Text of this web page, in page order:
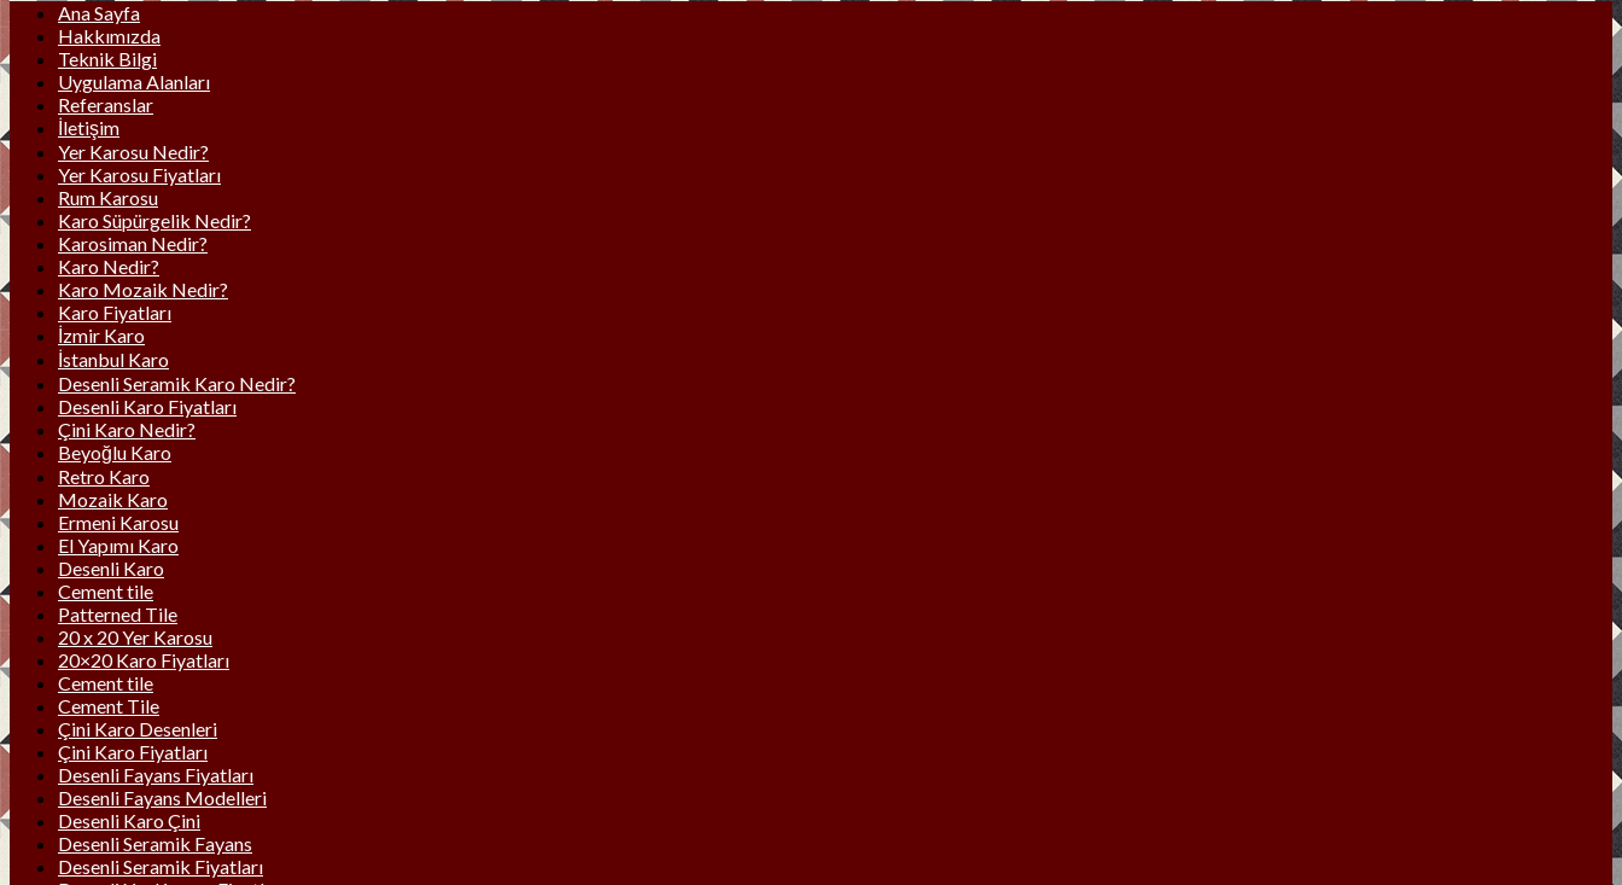
Ana Sayfa
Hakkımızda
Teknik Bilgi
Uygulama Alanları
Referanslar
İletişim
Yer Karosu Nedir?
Yer Karosu Fiyatları
Rum Karosu
Karo Süpürgelik Nedir?
Karosiman Nedir?
Karo Nedir?
Karo Mozaik Nedir?
Karo Fiyatları
İzmir Karo
İstanbul Karo
Desenli Seramik Karo Nedir?
Desenli Karo Fiyatları
Çini Karo Nedir?
Beyoğlu Karo
Retro Karo
Mozaik Karo
Ermeni Karosu
El Yapımı Karo
Desenli Karo
Cement tile
Patterned Tile
20 x 20 Yer Karosu
20×20 Karo Fiyatları
Cement tile
Cement Tile
Çini Karo Desenleri
Çini Karo Fiyatları
Desenli Fayans Fiyatları
Desenli Fayans Modelleri
Desenli Karo Çini
Desenli Seramik Fayans
Desenli Seramik Fiyatları